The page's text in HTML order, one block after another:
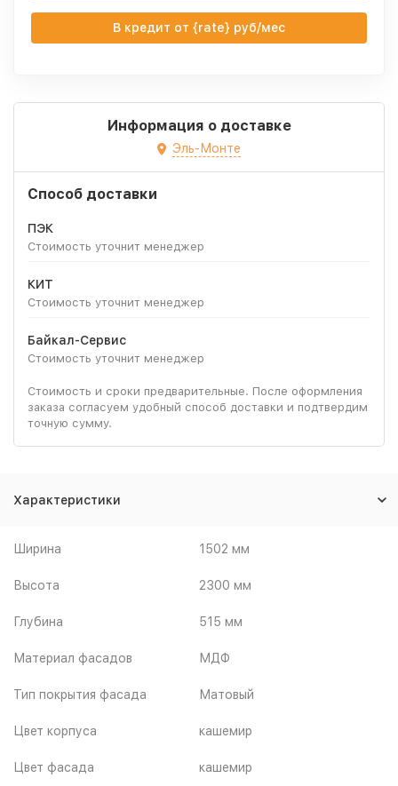
В кредит от {rate} руб/мес
Информация о доставке
Эль-Монте
Способ доставки
ПЭК
Стоимость уточнит менеджер
КИТ
Стоимость уточнит менеджер
Байкал-Сервис
Стоимость уточнит менеджер
Стоимость и сроки предварительные. После оформления
заказа согласуем удобный способ доставки и подтвердим
точную сумму.
Характеристики
Ширина 1502 мм
Высота 2300 мм
Глубина 515 мм
Материал фасадов МДФ
Тип покрытия фасада Матовый
Цвет корпуса кашемир
Цвет фасада кашемир